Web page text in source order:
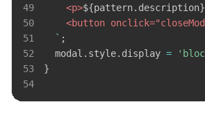
49
<p>${pattern. description}
50
<button onclick="
51
` ;
52
  modal
. style. display =
53
}
54